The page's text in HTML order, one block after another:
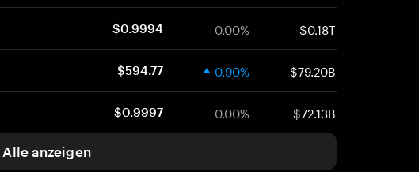
$0.9994 0.00% $0.18T
$594.77 0.90% $79.20B
$0.9997 0.00% $72.13B
Alle anzeigen